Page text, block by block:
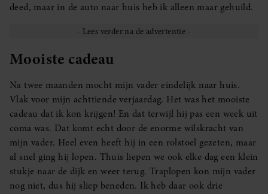
deed, maar in de auto naar huis heb ik alleen maar gehuild.
Mooiste cadeau
Na twee maanden mocht mijn vader eindelijk naar huis.
Vlak voor mijn achttiende verjaardag. Het was het mooiste
cadeau dat ik kon krijgen! En dat terwijl hij pas een week uit
coma was. Dat komt echt door de enorme wilskracht van
mijn vader. Heel even heeft hij in een rolstoel gezeten, maar
al snel ging hij lopen. Thuis liepen we ook elke dag een klein
stukje naar de dijk en weer terug. Traplopen kon mijn vader
nog niet, dus hij sliep beneden. Ik heb daar ook drie